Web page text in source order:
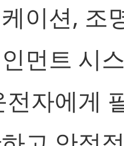
이션, 조
먼트 시
전자에게